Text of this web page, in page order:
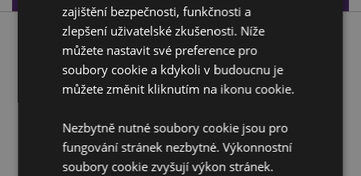
Popis produktu
Sada pastelek - krabička -12 ks - Luck of the Irish - Skřítek
Materiál:Dřevo (topol)a karton
Počet kusů v sadě:12 barevných pastelek
zajištění bezpečnosti, funkčnosti a
zlepšení uživatelské zkušenosti. Níže
můžete nastavit své preference pro
soubory cookie a kdykoli v budoucnu je
můžete změnit kliknutím na ikonu cookie.
Nezbytně nutné soubory cookie jsou pro
fungování stránek nezbytné. Výkonnostní
soubory cookie zvyšují výkon stránek.